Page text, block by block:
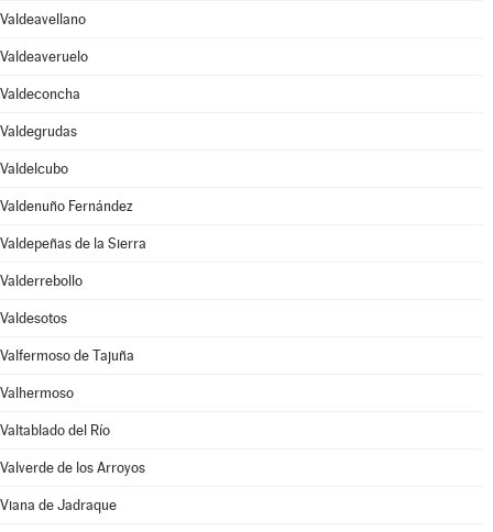
Valdeavellano
Valdeaveruelo
Valdeconcha
Valdegrudas
Valdelcubo
Valdenuño Fernández
Valdepeñas de la Sierra
Valderrebollo
Valdesotos
Valfermoso de Tajuña
Valhermoso
Valtablado del Río
Valverde de los Arroyos
Viana de Jadraque